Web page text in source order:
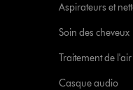
Aspirateurs et
Soin des cheveux
Traitement de l'air
Casque audio